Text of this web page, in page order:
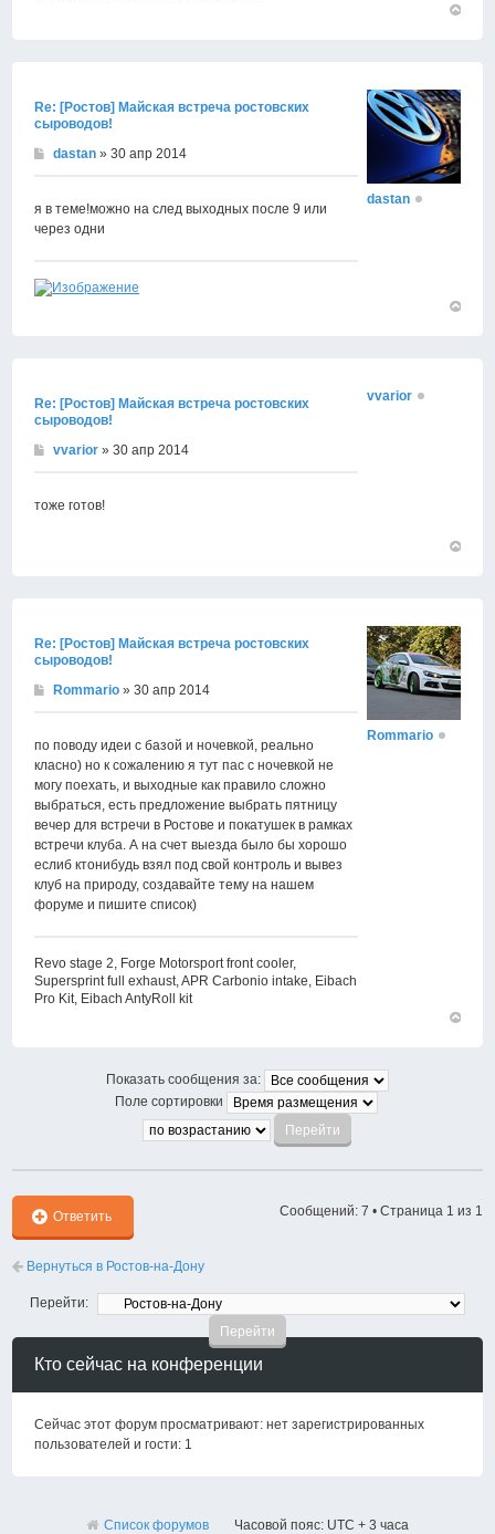
Re: [Ростов] Майская встреча ростовских
сыроводов!
dastan » 30 апр 2014
я в теме!можно на след выходных после 9 или
через одни
dastan
Re: [Ростов] Майская встреча ростовских
сыроводов!
vvarior » 30 апр 2014
тоже готов!
vvarior
Re: [Ростов] Майская встреча ростовских
сыроводов!
Rommario » 30 апр 2014
по поводу идеи с базой и ночевкой, реально
класно) но к сожалению я тут пас с ночевкой не
могу поехать, и выходные как правило сложно
выбраться, есть предложение выбрать пятницу
вечер для встречи в Ростове и покатушек в рамках
встречи клуба. А на счет выезда было бы хорошо
еслиб ктонибудь взял под свой контроль и вывез
клуб на природу, создавайте тему на нашем
форуме и пишите список)
Revo stage 2, Forge Motorsport front cooler,
Supersprint full exhaust, APR Carbonio intake, Eibach
Pro Kit, Eibach AntyRoll kit
Rommario
Показать сообщения за:
Поле сортировки
Ответить Сообщений: 7 • Страница 1 из 1
Вернуться в Ростов-на-Дону
Перейти:
Кто сейчас на конференции
Сейчас этот форум просматривают: нет зарегистрированных
пользователей и гости: 1
Список форумов Часовой пояс: UTC + 3 часа